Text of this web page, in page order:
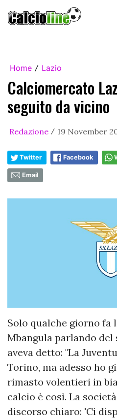
Home / Lazio
Calciomercato
seguito da vicino
Redazione / 19 November
Twitter Facebook
Email
Solo qualche giorno fa
Mbangula parlando
aveva detto: "La
Torino, ma adesso ho
rimasto volentieri in
calcio è così. La
discorso chiaro: 'Ci